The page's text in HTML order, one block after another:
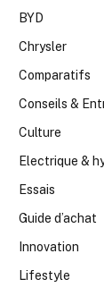
BYD
Chrysler
Comparatifs
Conseils &
Culture
Electrique &
Essais
Guide d’achat
Innovation
Lifestyle